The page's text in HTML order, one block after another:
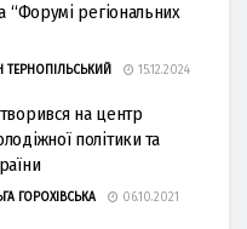
“Форумі регіональних
ТЕРНОПІЛЬСЬКИЙ 15.12.2024
на центр
політики та
ГОРОХІВСЬКА 06.10.2021